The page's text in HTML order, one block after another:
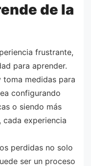
de la
frustrante,
para aprender.
medidas para
configurando
o siendo más
experiencia
perdidas no solo
ser un proceso